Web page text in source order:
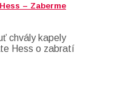
– Zaberme
chvály kapely
Hess o zabratí